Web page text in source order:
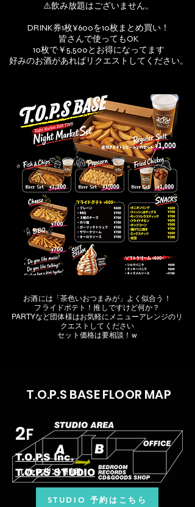
⚠️飲み放題はございません。
DRINK券1枚¥600を10枚まとめ買い！
皆さんで使ってもOK
10枚で￥5,500とお得になってます
好みのお酒があればリクエストしてください。
お酒には「茶色いおつまみが」よく似合う！
​フライドポテト！推しですけど何か？
PARTYなど団体様はお気軽にメニューアレンジのリ
クエストしてください
​セット価格は要相談！w
T.O.P.S BASE FLOOR MAP
2F
T.O.P.S Inc.
T.O.P.S STUDIO
STUDIO 予約はこちら